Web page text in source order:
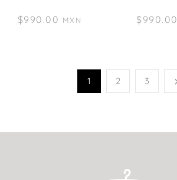
$990.00 MXN $ 990.00
1 2 3